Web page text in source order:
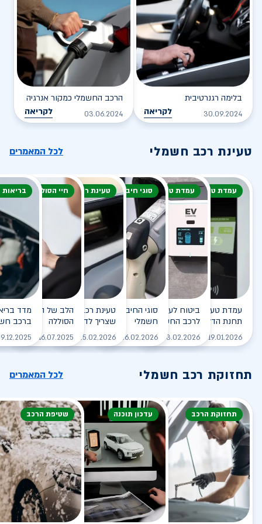
בלימה רגנרטיבית
30.09.2024 לקריאה
הרכב החשמלי כמקור אנרגיה
03.06.2024 לקריאה
טעינת רכב חשמלי לכל המאמרים
עמדת טעינה
עמדת טעינה - הסוף של
תחנת הדלק?
19.01.2026 לקריאה
עמדת טעינה
ביטוח לעמדת טעינה ביתית
לרכב החשמלי
03.02.2026 לקריאה
סוגי חיבור
סוגי החיבורים לטעינת רכב
חשמלי
26.02.2026 לקריאה
טעינת רכב חשמלי
טעינת רכב חשמלי - כל מה
שצריך לדעת
25.02.2026 לקריאה
חיי הסוללה
הלב של הרכב
הסוללה
16.07.2025
ברכב
תחזוקת רכב חשמלי לכל המאמרים
תחזוקת הרכב עדכון תוכנה שטיפת הרכב